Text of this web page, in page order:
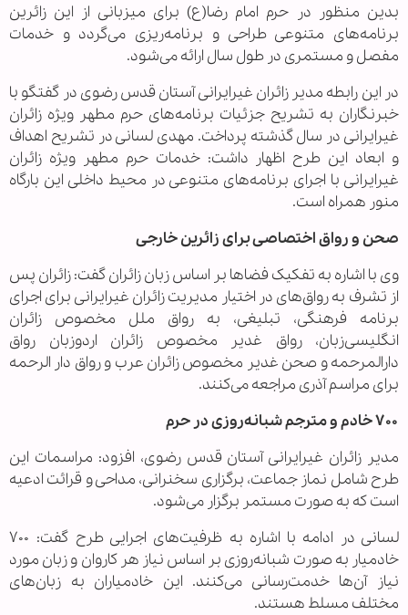
بدین منظور در حرم امام رضا(ع) برای میزبانی از این زائرین
برنامه‌های متنوعی طراحی و برنامه‌ریزی می‌گردد و خدمات
مفصل و مستمری در طول سال ارائه می‌شود.
در این رابطه مدیر زائران غیرایرانی آستان قدس رضوی در گفتگو با
خبرنگاران به تشریح جزئیات برنامه‌های حرم مطهر ویژه زائران
غیرایرانی در سال گذشته پرداخت. مهدی لسانی در تشریح اهداف
و ابعاد این طرح اظهار داشت: خدمات حرم مطهر ویژه زائران
غیرایرانی با اجرای برنامه‌های متنوعی در محیط داخلی این بارگاه
منور همراه است.
صحن و رواق اختصاصی برای زائرین خارجی
وی با اشاره به تفکیک فضاها بر اساس زبان زائران گفت: زائران پس
از تشرف به رواق‌های در اختیار مدیریت زائران غیرایرانی برای اجرای
برنامه فرهنگی، تبلیغی، به رواق ملل مخصوص زائران
انگلیسی‌زبان، رواق غدیر مخصوص زائران اردوزبان رواق
دارالمرحمه و صحن غدیر مخصوص زائران عرب و رواق دار الرحمه
برای مراسم آذری مراجعه می‌کنند.
۷۰۰ خادم و مترجم شبانه‌روزی در حرم
مدیر زائران غیرایرانی آستان قدس رضوی، افزود: مراسمات این
طرح شامل نماز جماعت، برگزاری سخنرانی، مداحی و قرائت ادعیه
است که به صورت مستمر برگزار می‌شود.
لسانی در ادامه با اشاره به ظرفیت‌های اجرایی طرح گفت: ۷۰۰
خادمیار به صورت شبانه‌روزی بر اساس نیاز هر کاروان و زبان مورد
نیاز آن‌ها خدمت‌رسانی می‌کنند. این خادمیاران به زبان‌های
مختلف مسلط هستند.